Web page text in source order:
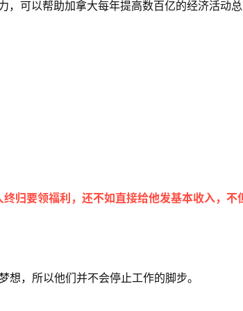
可以帮助加拿大每年提高数百亿的经济活动总
终归要领福利，还不如直接给他发基本收入，不
，所以他们并不会停止工作的脚步。